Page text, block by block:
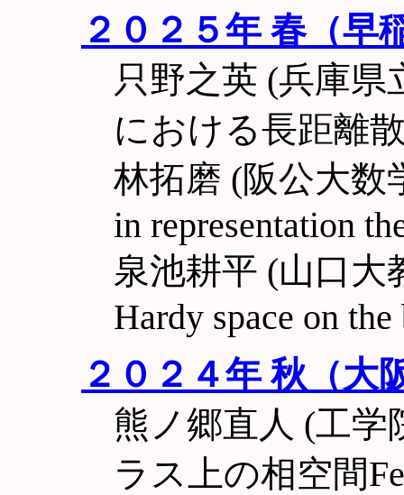
２０２５年 春（早
只野之英 (兵庫県
における長距離
林拓磨 (阪公大数
in representation
泉池耕平 (山口大
Hardy space on
２０２４年 秋（大
熊ノ郷直人 (工学
ラス上の相空間